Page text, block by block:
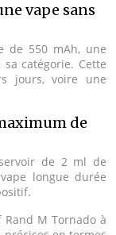
vape sans
de 550 mAh, une
catégorie. Cette
jours, voire une
de
de 2 ml de
longue durée
M Tornado à